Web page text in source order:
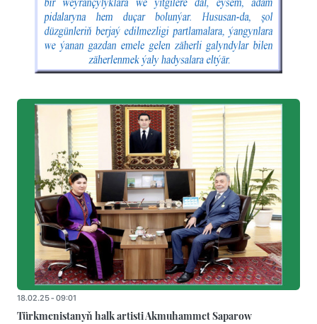
18.02.25 - 09:01
Türkmenistanyň halk artisti Akmuhammet Saparow